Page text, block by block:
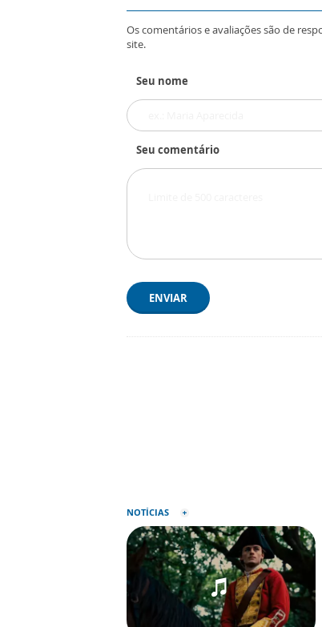
Os comentários e avaliações são de
site.
Seu nome
Seu comentário
ENVIAR
NOTÍCIAS